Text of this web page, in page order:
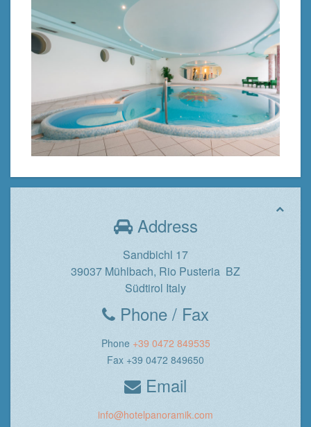
Address
Sandbichl 17
39037 Mühlbach, Rio Pusteria BZ
Südtirol Italy
Phone / Fax
Phone +39 0472 849535
Fax +39 0472 849650
Email
info@hotelpanoramik.com